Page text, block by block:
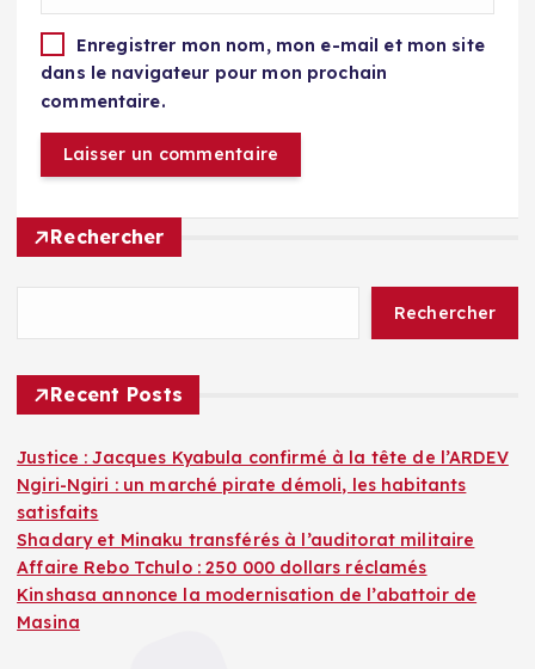
Enregistrer mon nom, mon e-mail et mon site
dans le navigateur pour mon prochain
commentaire.
Rechercher
Rechercher
Recent Posts
Justice : Jacques Kyabula confirmé à la tête de l’ARDEV
Ngiri-Ngiri : un marché pirate démoli, les habitants
satisfaits
Shadary et Minaku transférés à l’auditorat militaire
Affaire Rebo Tchulo : 250 000 dollars réclamés
Kinshasa annonce la modernisation de l’abattoir de
Masina